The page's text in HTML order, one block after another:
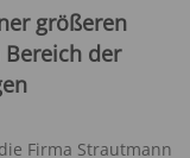
größeren
der
Firma Strautmann